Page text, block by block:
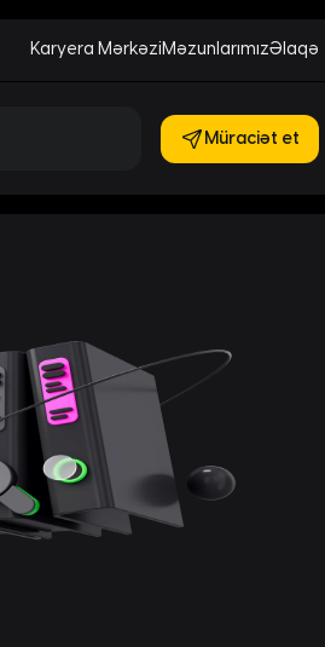
Karyera MərkəziMəzunlarımızƏlaqə
Müraciət et